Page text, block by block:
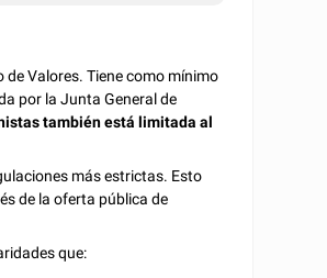
de Valores. Tiene como mínimo
por la Junta General de
también está limitada al
más estrictas. Esto
de la oferta pública de
que: